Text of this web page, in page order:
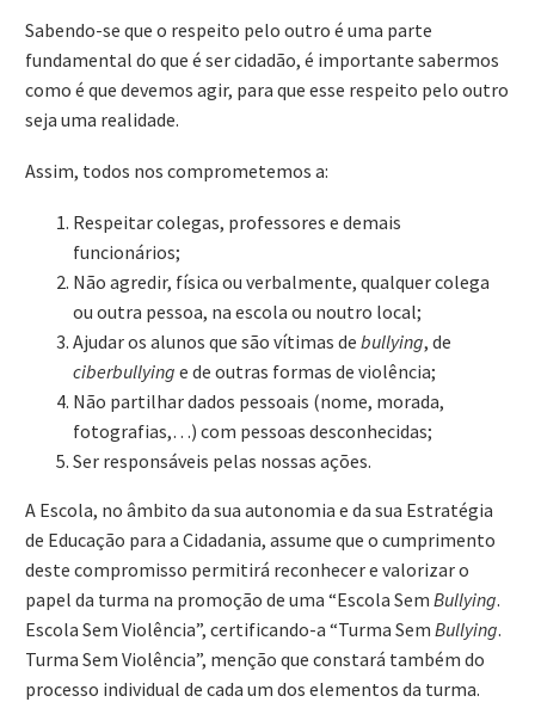
Sabendo-se que o respeito pelo outro é uma parte
fundamental do que é ser cidadão, é importante sabermos
como é que devemos agir, para que esse respeito pelo outro
seja uma realidade.
Assim, todos nos comprometemos a:
Respeitar colegas, professores e demais
funcionários;
Não agredir, física ou verbalmente, qualquer colega
ou outra pessoa, na escola ou noutro local;
Ajudar os alunos que são vítimas de bullying, de
ciberbullying e de outras formas de violência;
Não partilhar dados pessoais (nome, morada,
fotografias,…) com pessoas desconhecidas;
Ser responsáveis pelas nossas ações.
A Escola, no âmbito da sua autonomia e da sua Estratégia
de Educação para a Cidadania, assume que o cumprimento
deste compromisso permitirá reconhecer e valorizar o
papel da turma na promoção de uma “Escola Sem Bullying.
Escola Sem Violência”, certificando-a “Turma Sem Bullying.
Turma Sem Violência”, menção que constará também do
processo individual de cada um dos elementos da turma.